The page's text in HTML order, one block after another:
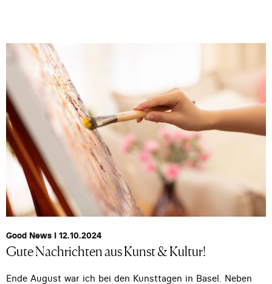
Good News I 12.10.2024
Gute Nachrichten aus Kunst & Kultur!
Ende August war ich bei den Kunsttagen in Basel. Neben